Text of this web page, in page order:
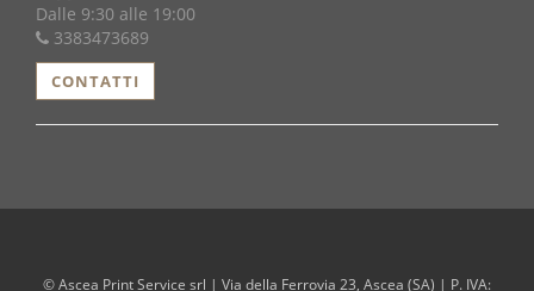
Dalle 9:30 alle 19:00
3383473689
CONTATTI
© Ascea Print Service srl | Via della Ferrovia 23, Ascea (SA) | P. IVA: